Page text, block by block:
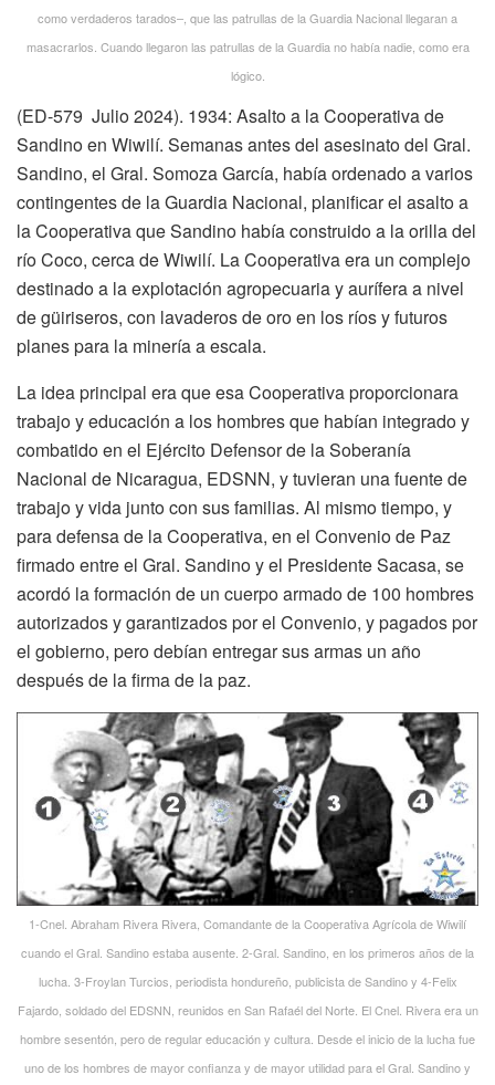
como verdaderos tarados–, que las patrullas de la Guardia Nacional llegaran a
masacrarlos. Cuando llegaron las patrullas de la Guardia no había nadie, como era
lógico.
(ED-579 Julio 2024). 1934: Asalto a la Cooperativa de
Sandino en Wiwilí. Semanas antes del asesinato del Gral.
Sandino, el Gral. Somoza García, había ordenado a varios
contingentes de la Guardia Nacional, planificar el asalto a
la Cooperativa que Sandino había construido a la orilla del
río Coco, cerca de Wiwilí. La Cooperativa era un complejo
destinado a la explotación agropecuaria y aurífera a nivel
de güiriseros, con lavaderos de oro en los ríos y futuros
planes para la minería a escala.
La idea principal era que esa Cooperativa proporcionara
trabajo y educación a los hombres que habían integrado y
combatido en el Ejército Defensor de la Soberanía
Nacional de Nicaragua, EDSNN, y tuvieran una fuente de
trabajo y vida junto con sus familias. Al mismo tiempo, y
para defensa de la Cooperativa, en el Convenio de Paz
firmado entre el Gral. Sandino y el Presidente Sacasa, se
acordó la formación de un cuerpo armado de 100 hombres
autorizados y garantizados por el Convenio, y pagados por
el gobierno, pero debían entregar sus armas un año
después de la firma de la paz.
1-Cnel. Abraham Rivera Rivera, Comandante de la Cooperativa Agrícola de Wiwilí
cuando el Gral. Sandino estaba ausente. 2-Gral. Sandino, en los primeros años de la
lucha. 3-Froylan Turcios, periodista hondureño, publicista de Sandino y 4-Felix
Fajardo, soldado del EDSNN, reunidos en San Rafaél del Norte. El Cnel. Rivera era un
hombre sesentón, pero de regular educación y cultura. Desde el inicio de la lucha fue
uno de los hombres de mayor confianza y de mayor utilidad para el Gral. Sandino y